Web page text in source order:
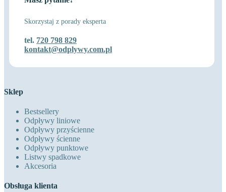
Skorzystaj z porady eksperta
tel. 720 798 829
kontakt@odplywy.com.pl
Sklep
Bestsellery
Odpływy liniowe
Odpływy przyścienne
Odpływy ścienne
Odpływy punktowe
Listwy spadkowe
Akcesoria
Obsługa klienta